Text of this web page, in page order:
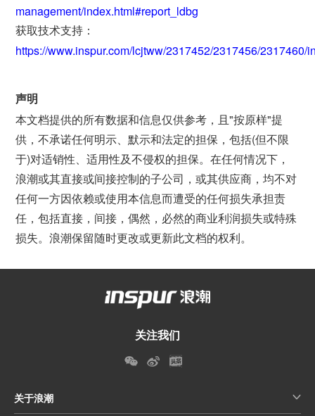
management/index.html#report_ldbg
获取技术支持：
https://www.inspur.com/lcjtww/2317452/2317456/2317460/
声明
本文档提供的所有数据和信息仅供参考，且"按原样"提
供，不承诺任何明示、默示和法定的担保，包括(但不限
于)对适销性、适用性及不侵权的担保。在任何情况下，
浪潮或其直接或间接控制的子公司，或其供应商，均不对
任何一方因依赖或使用本信息而遭受的任何损失承担责
任，包括直接，间接，偶然，必然的商业利润损失或特殊
损失。浪潮保留随时更改或更新此文档的权利。
关注我们
关于浪潮